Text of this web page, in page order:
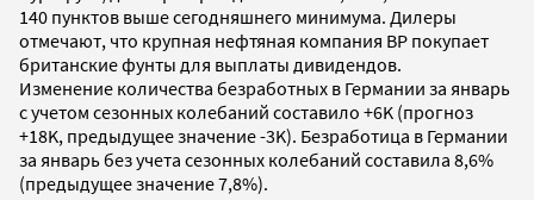
140 пунктов выше сегодняшнего минимума. Дилеры
отмечают, что крупная нефтяная компания BP покупает
британские фунты для выплаты дивидендов.
Изменение количества безработных в Германии за январь
с учетом сезонных колебаний составило +6K (прогноз
+18K, предыдущее значение -3K). Безработица в Германии
за январь без учета сезонных колебаний составила 8,6%
(предыдущее значение 7,8%).